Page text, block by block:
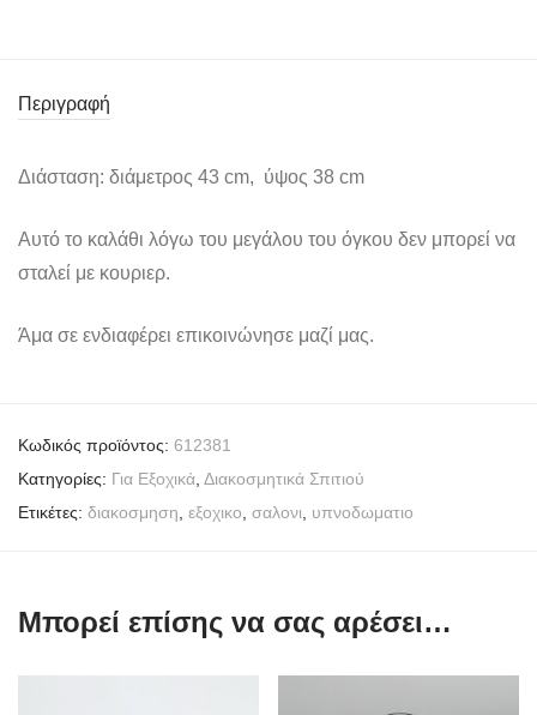
Περιγραφή
Διάσταση: διάμετρος 43 cm, ύψος 38 cm
Αυτό το καλάθι λόγω του μεγάλου του όγκου δεν μπορεί να
σταλεί με κουριερ.
Άμα σε ενδιαφέρει επικοινώνησε μαζί μας.
Κωδικός προϊόντος: 612381
Κατηγορίες: Για Εξοχικά Διακοσμητικά Σπιτιού
Ετικέτες: διακοσμηση εξοχικο σαλονι υπνοδωματιο
Μπορεί επίσης να σας αρέσει…